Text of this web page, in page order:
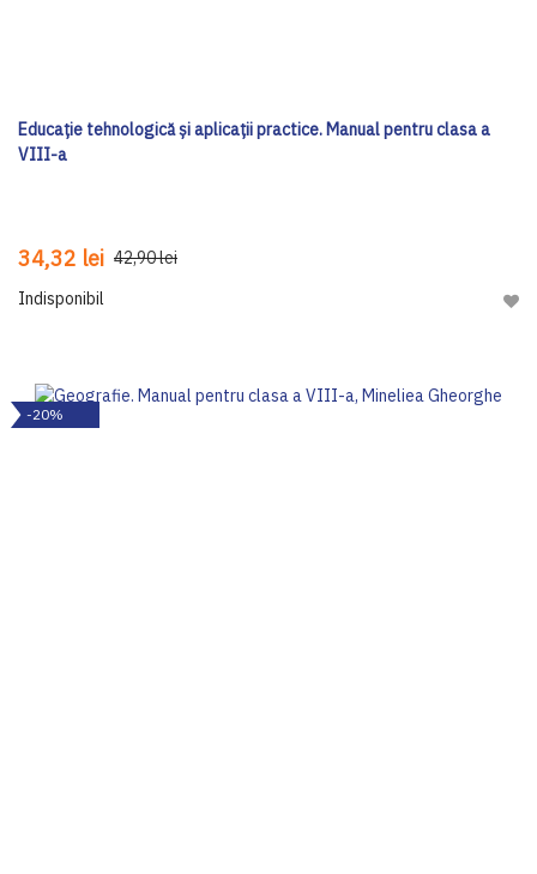
Educație tehnologică și aplicații practice. Manual pentru clasa a
VIII-a
34,32 lei 42,90 lei
Indisponibil
-20%